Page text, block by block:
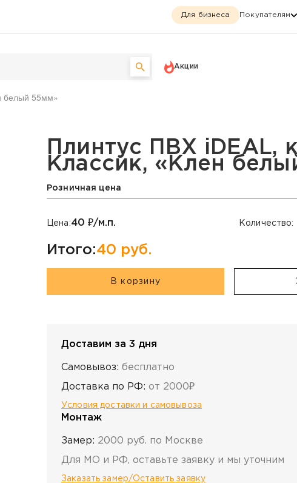
Для бизнеса Покупателям
Акции
белый 55мм»
Классик, «Клен белый
Плинтус ПВХ iDEAL,
Классик, «Клен
Розничная цена
Цена:40 ₽/м.п. Количество:
Итого:40 руб.
В корзину
Доставим за 3 дня
Самовывоз: бесплатно
Доставка по РФ: от 2000₽
Условия доставки и самовывоза
Монтаж
Замер: 2000 руб. по Москве
Для МО и РФ, оставьте заявку и мы уточним
Заказать замер/Оставить заявку